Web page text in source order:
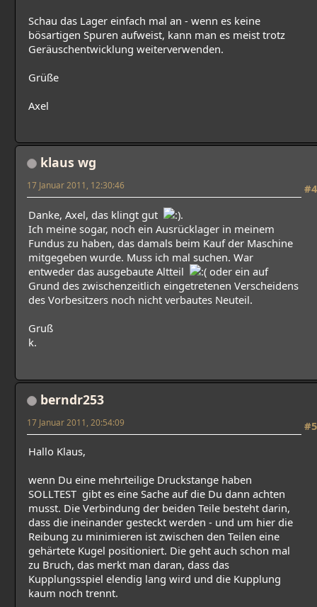
Schau das Lager einfach mal an - wenn es keine
bösartigen Spuren aufweist, kann man es meist trotz
Geräuschentwicklung weiterverwenden.
Grüße
Axel
klaus wg
#4
17 Januar 2011, 12:30:46
Danke, Axel, das klingt gut
.
Ich meine sogar, noch ein Ausrücklager in meinem
Fundus zu haben, das damals beim Kauf der Maschine
mitgegeben wurde. Muss ich mal suchen. War
entweder das ausgebaute Altteil
oder ein auf
Grund des zwischenzeitlich eingetretenen Verscheidens
des Vorbesitzers noch nicht verbautes Neuteil.
Gruß
k.
berndr253
#5
17 Januar 2011, 20:54:09
Hallo Klaus,
wenn Du eine mehrteilige Druckstange haben
SOLLTEST gibt es eine Sache auf die Du dann achten
musst. Die Verbindung der beiden Teile besteht darin,
dass die ineinander gesteckt werden - und um hier die
Reibung zu minimieren ist zwischen den Teilen eine
gehärtete Kugel positioniert. Die geht auch schon mal
zu Bruch, das merkt man daran, dass das
Kupplungsspiel elendig lang wird und die Kupplung
kaum noch trennt.